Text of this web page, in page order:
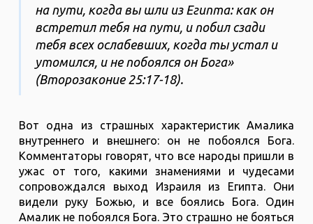
на пути, когда вы шли из Египта: как он
встретил тебя на пути, и побил сзади
тебя всех ослабевших, когда ты устал и
утомился, и не побоялся он Бога»
(Второзаконие 25:17-18).
Вот одна из страшных характеристик Амалика
внутреннего и внешнего: он не побоялся Бога.
Комментаторы говорят, что все народы пришли в
ужас от того, какими знамениями и чудесами
сопровождался выход Израиля из Египта. Они
видели руку Божью, и все боялись Бога. Один
Амалик не побоялся Бога. Это страшно не бояться